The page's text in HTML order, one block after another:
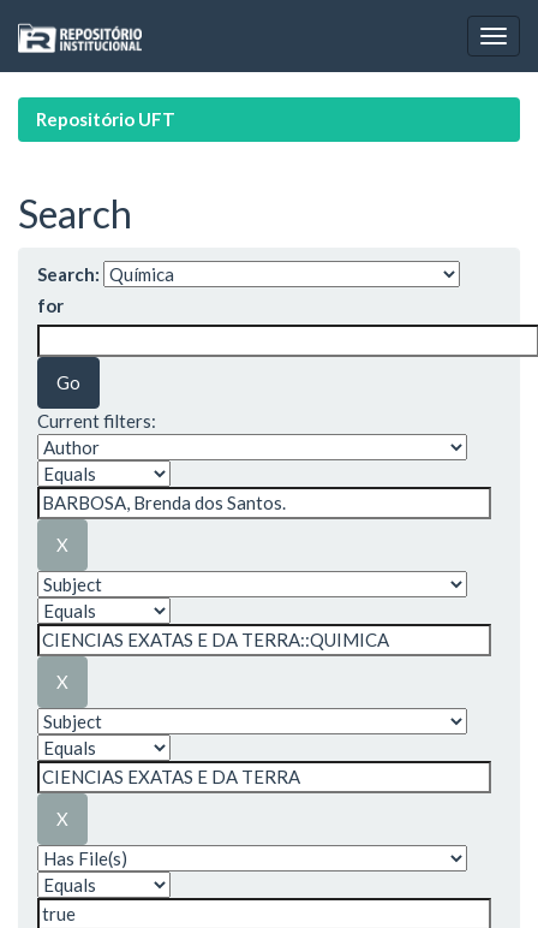
navigation
Repositório UFT
Search
Search:
for
Current filters: